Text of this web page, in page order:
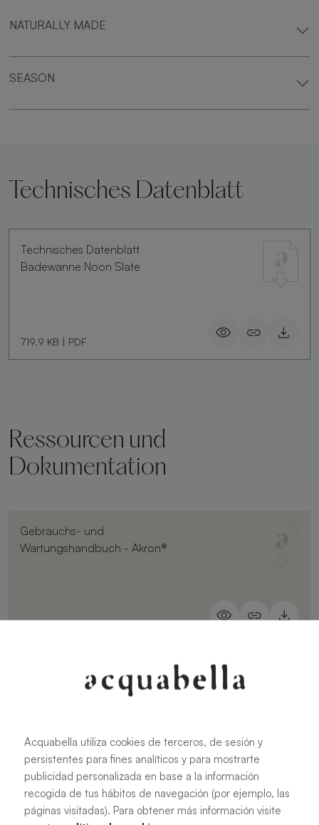
NATURALLY MADE
SEASON
Technisches Datenblatt
Technisches Datenblatt
Badewanne Noon Slate
719.9 KB | PDF
Ressourcen und
Dokumentation
Gebrauchs- und
Wartungshandbuch - Akron®
107.6 KB|PDF
1.35 MB|PDF
Acquabella utiliza cookies de terceros, de sesión y
persistentes para fines analíticos y para mostrarte
publicidad personalizada en base a la información
recogida de tus hábitos de navegación (por ejemplo, las
páginas visitadas). Para obtener más información visite